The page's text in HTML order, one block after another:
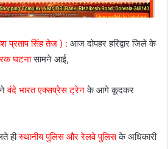
प्रताप सिंह तेज ) : आज दोपहर हरिद्वार जिले के
घटनासामने आई,
नेवंदे भारत एक्सप्रेस ट्रेनके आगे कूदकर
हीस्थानीय पुलिस और रेलवे पुलिसके अधिकारी